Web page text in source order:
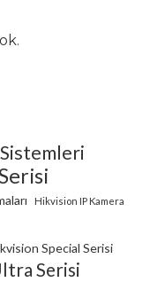
Hikvision IP Kamera
Special Serisi
Serisi